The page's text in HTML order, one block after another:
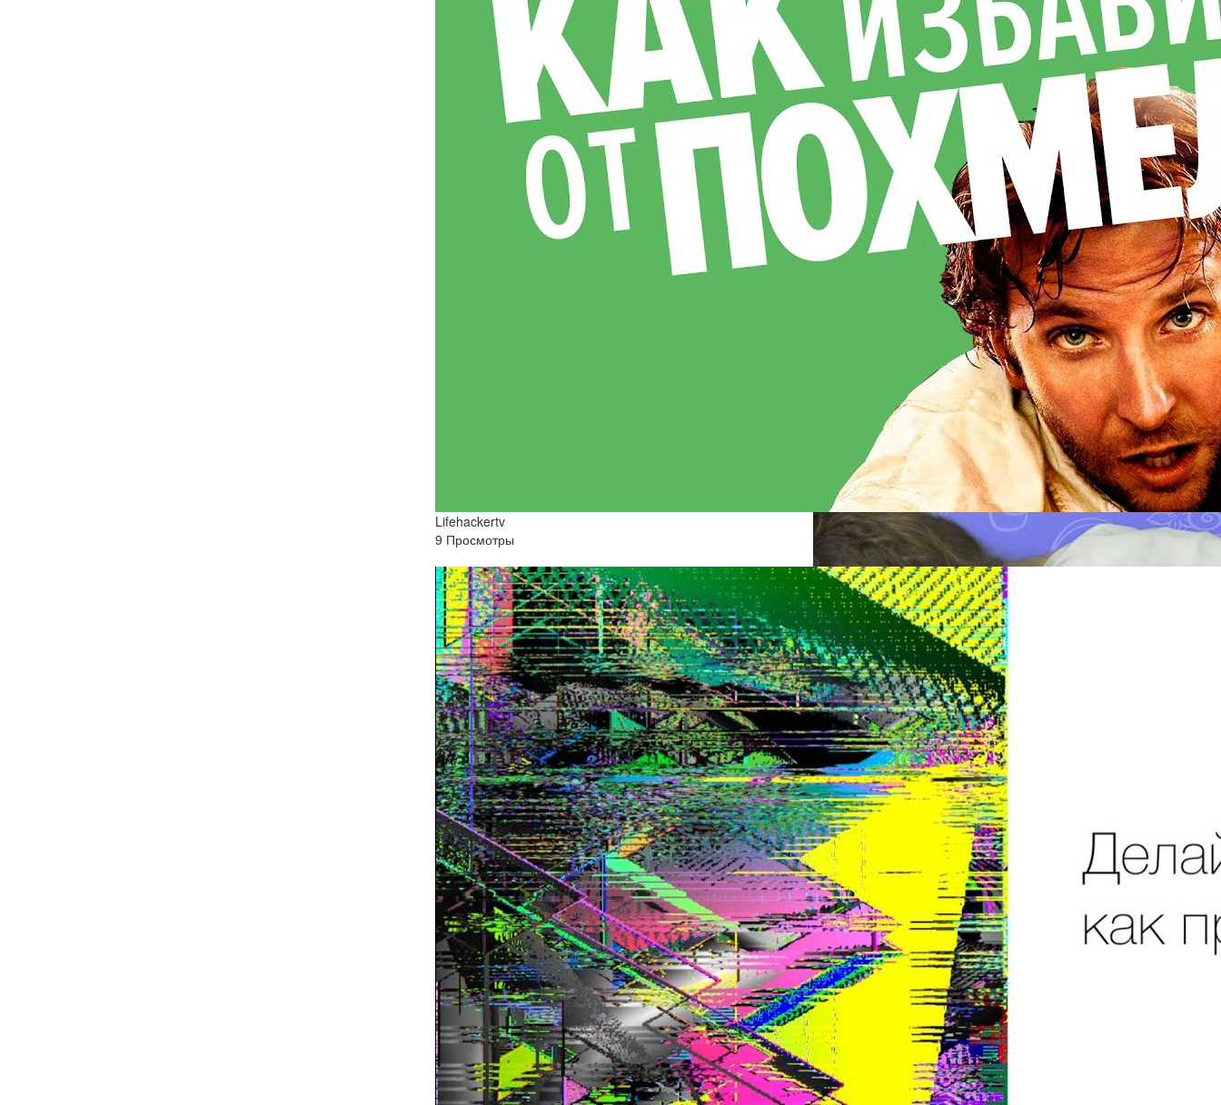
Вся правда об автоматах с игрушками (и что делать,
чтобы выиграть)
Lifehackertv
10 Просмотры
Как правильно делать укол в ягодицу
Lifehackertv
28 Просмотры
Как делать антицеллюлитный массаж.
Показывает профессионал
Lifehackertv
14 Просмотры
Lifehackertv
9 Просмотры